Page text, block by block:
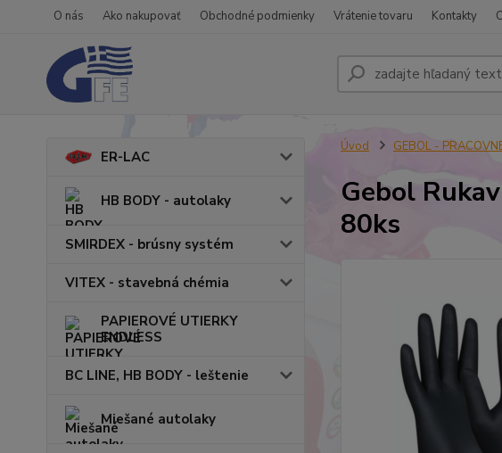
O nás Ako nakupovať Obchodné podmienky Vrátenie tovaru Kontakty
ER-LAC
HB BODY - autolaky
SMIRDEX - brúsny systém
VITEX - stavebná chémia
PAPIEROVÉ UTIERKY
ENDLESS
BC LINE, HB BODY - leštenie
Miešané autolaky
Úvod GEBOL -
Gebol
80ks